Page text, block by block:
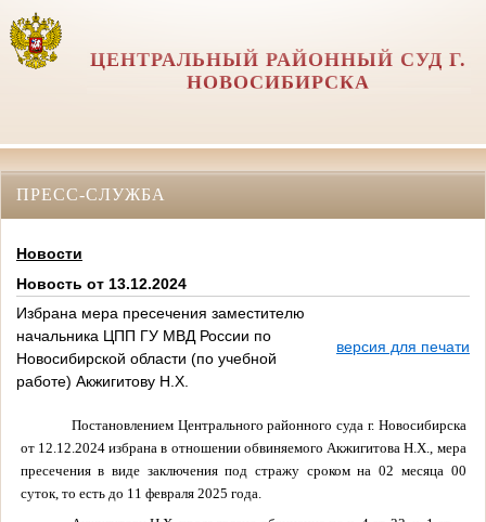
ЦЕНТРАЛЬНЫЙ РАЙОННЫЙ СУД Г.
НОВОСИБИРСКА
ПРЕСС-СЛУЖБА
Новости
Новость от 13.12.2024
Избрана мера пресечения заместителю
начальника ЦПП ГУ МВД России по
Новосибирской области (по учебной
работе) Акжигитову Н.Х.
версия для печати
Постановлением Центрального районного суда г. Новосибирска
от 12.12.2024 избрана в отношении обвиняемого Акжигитова Н.Х., мера
пресечения в виде заключения под стражу сроком на 02 месяца 00
суток, то есть до 11 февраля 2025 года.